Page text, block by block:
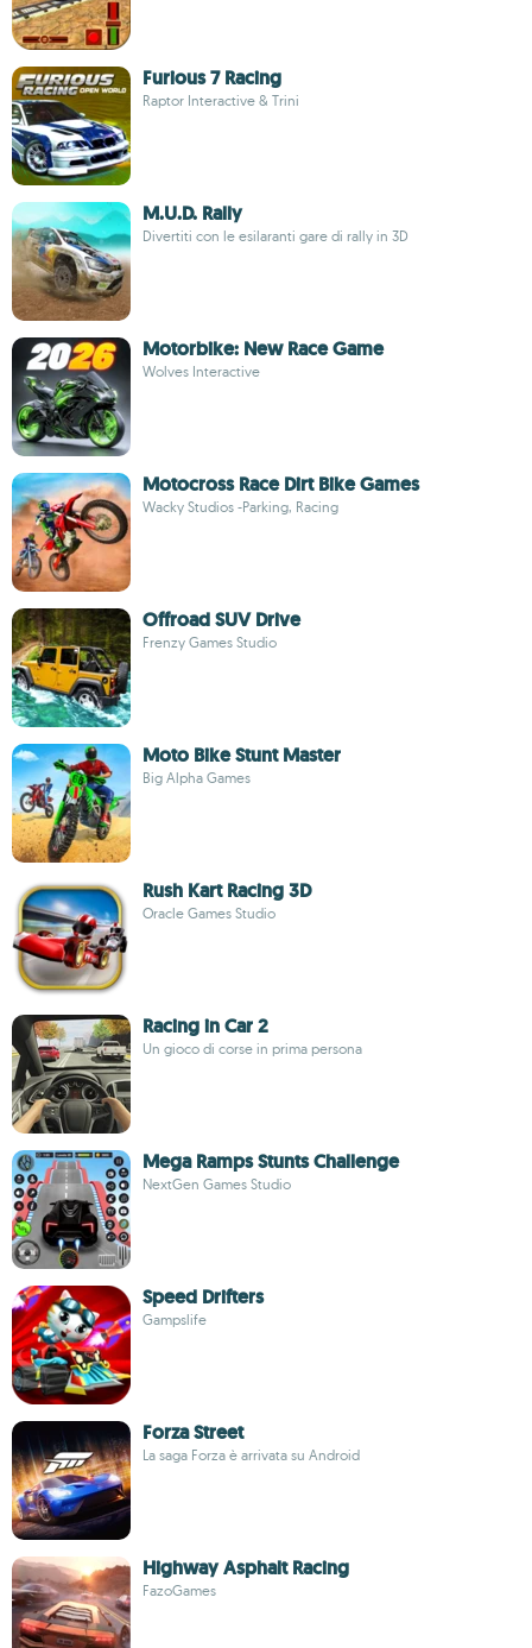
Furious 7 Racing
Raptor Interactive & Trini
M.U.D. Rally
Divertiti con le esilaranti gare di rally in 3D
Motorbike: New Race Game
Wolves Interactive
Motocross Race Dirt Bike Games
Wacky Studios -Parking, Racing
Offroad SUV Drive
Frenzy Games Studio
Moto Bike Stunt Master
Big Alpha Games
Rush Kart Racing 3D
Oracle Games Studio
Racing in Car 2
Un gioco di corse in prima persona
Mega Ramps Stunts Challenge
NextGen Games Studio
Speed Drifters
Gampslife
Forza Street
La saga Forza è arrivata su Android
Highway Asphalt Racing
FazoGames